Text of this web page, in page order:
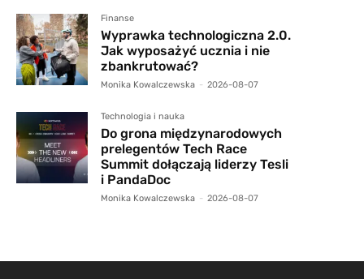
Finanse
Wyprawka technologiczna 2.0.
Jak wyposażyć ucznia i nie
zbankrutować?
Monika Kowalczewska - 2026-08-07
Technologia i nauka
Do grona międzynarodowych
prelegentów Tech Race
Summit dołączają liderzy Tesli
i PandaDoc
Monika Kowalczewska - 2026-08-07